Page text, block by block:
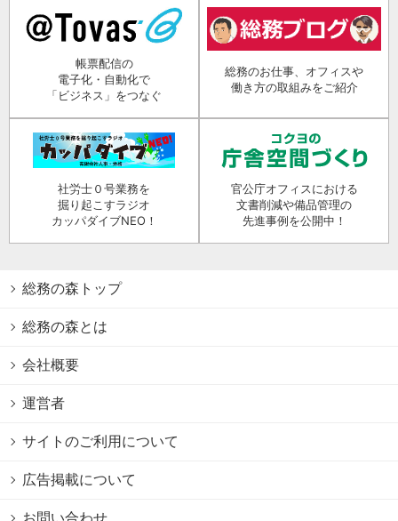
帳票配信の
電子化・自動化で
「ビジネス」をつなぐ
総務のお仕事、オフィスや
働き方の取組みをご紹介
社労士０号業務を
掘り起こすラジオ
カッパダイブNEO！
官公庁オフィスにおける
文書削減や備品管理の
先進事例を公開中！
総務の森トップ
総務の森とは
会社概要
運営者
サイトのご利用について
広告掲載について
お問い合わせ